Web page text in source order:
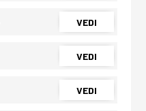
VEDI
VEDI
VEDI